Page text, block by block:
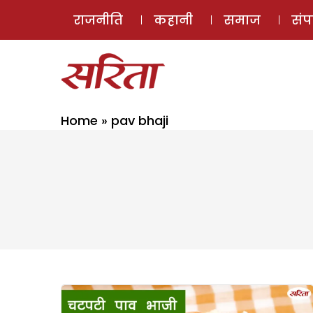
राजनीति कहानी समाज
Home » pav bhaji